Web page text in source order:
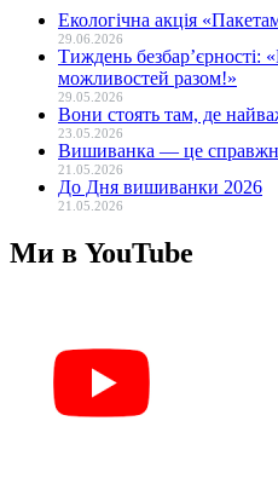
Екологічна акція
29.06.2026
Тиждень безбар’єрності:
можливостей разом!»
29.05.2026
Вони стоять там, де
23.05.2026
Вишиванка — це
21.05.2026
До Дня вишиванки 2026
21.05.2026
Ми в YouTube